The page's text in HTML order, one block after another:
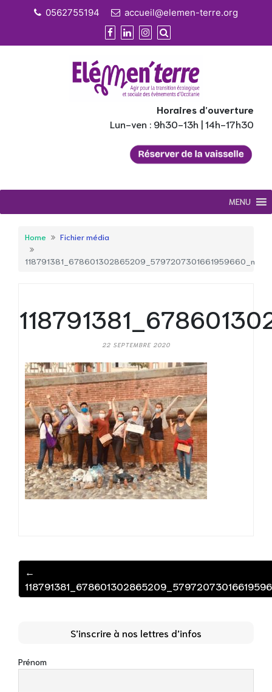
0562755194 accueil@elemen-terre.org
Horaires d’ouverture
Lun-ven : 9h30-13h | 14h-17h30
MENU
Home Fichier média
118791381_678601302865209_5797207301661959660_n
22 SEPTEMBRE 2020
←
S’inscrire à nos lettres d’infos
Prénom